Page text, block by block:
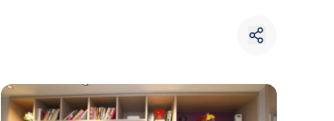
Choose comparative unit
Maximum 3 units